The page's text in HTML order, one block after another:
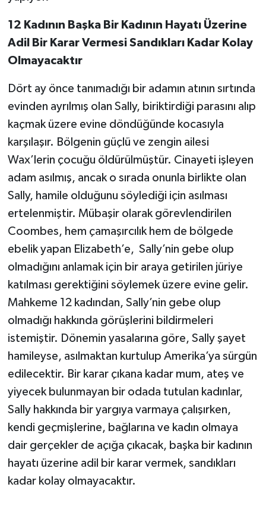
12 Kadının Başka Bir Kadının Hayatı Üzerine
Adil Bir Karar Vermesi Sandıkları Kadar Kolay
Olmayacaktır
Dört ay önce tanımadığı bir adamın atının sırtında
evinden ayrılmış olan Sally, biriktirdiği parasını alıp
kaçmak üzere evine döndüğünde kocasıyla
karşılaşır. Bölgenin güçlü ve zengin ailesi
Wax’lerin çocuğu öldürülmüştür. Cinayeti işleyen
adam asılmış, ancak o sırada onunla birlikte olan
Sally, hamile olduğunu söylediği için asılması
ertelenmiştir. Mübaşir olarak görevlendirilen
Coombes, hem çamaşırcılık hem de bölgede
ebelik yapan Elizabeth’e, Sally’nin gebe olup
olmadığını anlamak için bir araya getirilen jüriye
katılması gerektiğini söylemek üzere evine gelir.
Mahkeme 12 kadından, Sally’nin gebe olup
olmadığı hakkında görüşlerini bildirmeleri
istemiştir. Dönemin yasalarına göre, Sally şayet
hamileyse, asılmaktan kurtulup Amerika’ya sürgün
edilecektir. Bir karar çıkana kadar mum, ateş ve
yiyecek bulunmayan bir odada tutulan kadınlar,
Sally hakkında bir yargıya varmaya çalışırken,
kendi geçmişlerine, bağlarına ve kadın olmaya
dair gerçekler de açığa çıkacak, başka bir kadının
hayatı üzerine adil bir karar vermek, sandıkları
kadar kolay olmayacaktır.